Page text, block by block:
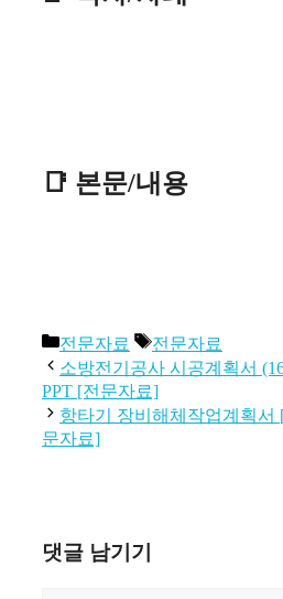
📑 본문/내용
카
테
고
리
전문자료
태
그
전문자료
소방전기공사 시공계획서
PPT [전문자료]
항타기 장비해체작업계획서
문자료]
댓글 남기기